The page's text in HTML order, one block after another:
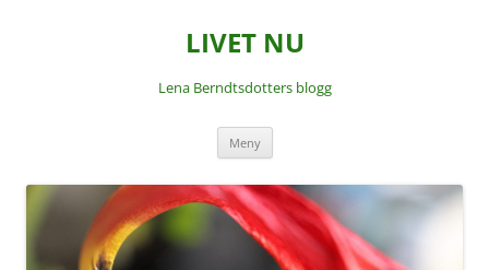
LIVET NU
Lena Berndtsdotters blogg
Meny Hoppa
innehåll